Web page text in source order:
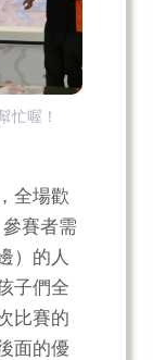
忙喔！
全場歡
賽者需
）的人
子們全
比賽的
面的優